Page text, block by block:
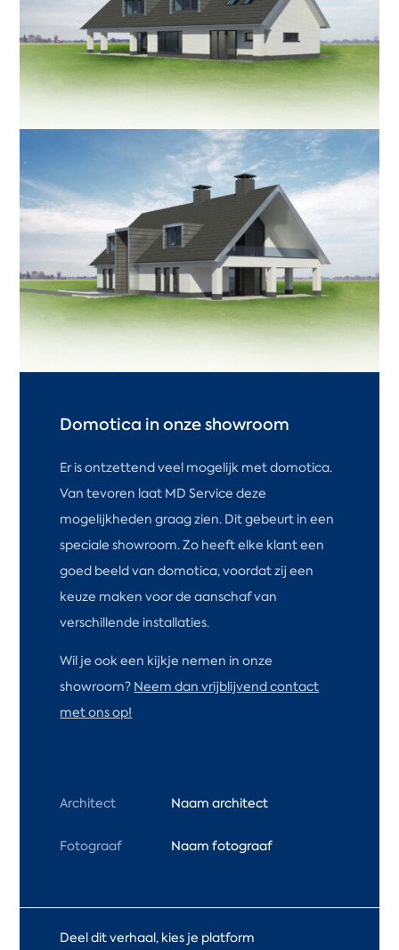
Domotica in onze showroom
Er is ontzettend veel mogelijk met domotica.
Van tevoren laat MD Service deze
mogelijkheden graag zien. Dit gebeurt in een
speciale showroom. Zo heeft elke klant een
goed beeld van domotica, voordat zij een
keuze maken voor de aanschaf van
verschillende installaties.
Wil je ook een kijkje nemen in onze
showroom? Neem dan vrijblijvend contact
met ons op!
Architect Naam architect
Fotograaf Naam fotograaf
Deel dit verhaal, kies je platform